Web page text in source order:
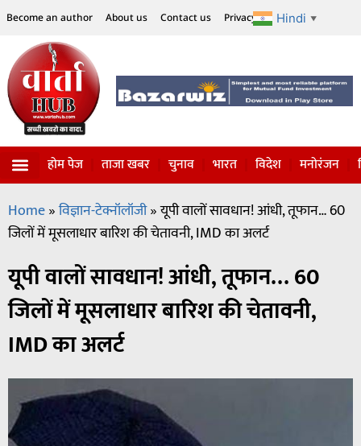
Become an author About us Contact us Privacy Policy Disclaimer
Hindi ▼
होम पेज ताजा खबर चुनाव भारत विदेश मनोरंजन
Home»विज्ञान-टेक्नॉलॉजी»यूपी वालों सावधान! आंधी, तूफान… 60
जिलों में मूसलाधार बारिश की चेतावनी, IMD का अलर्ट
यूपी वालों सावधान! आंधी, तूफान… 60
जिलों में मूसलाधार बारिश की चेतावनी,
IMD का अलर्ट